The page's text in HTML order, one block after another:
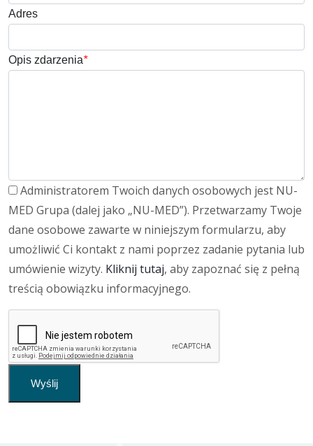
Adres
Opis zdarzenia*
Administratorem Twoich danych osobowych jest NU-
MED Grupa (dalej jako „NU-MED”). Przetwarzamy Twoje
dane osobowe zawarte w niniejszym formularzu, aby
umożliwić Ci kontakt z nami poprzez zadanie pytania lub
umówienie wizyty. Kliknij tutaj, aby zapoznać się z pełną
treścią obowiązku informacyjnego.
Wyślij